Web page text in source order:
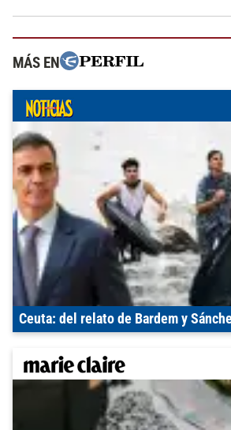
MÁS EN
Ceuta: del relato de Bardem y